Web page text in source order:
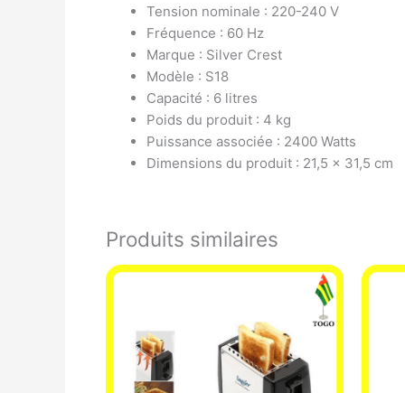
Tension nominale : 220-240 V
Fréquence : 60 Hz
Marque : Silver Crest
Modèle : S18
Capacité : 6 litres
Poids du produit : 4 kg
Puissance associée : 2400 Watts
Dimensions du produit : 21,5 x 31,5 cm
Produits similaires